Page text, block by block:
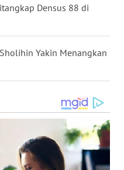
Densus 88 di
Yakin Menangkan